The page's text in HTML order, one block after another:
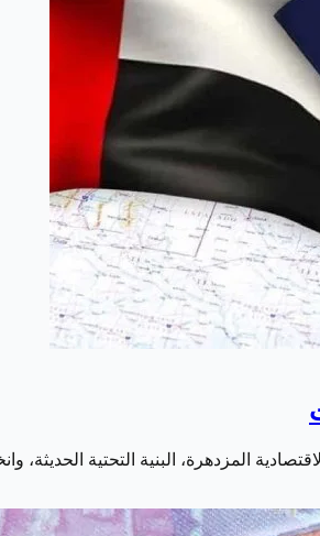
المزدهرة، البنية التحتية